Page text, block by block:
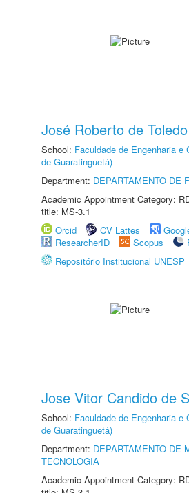
José Roberto de Toledo
School: Faculdade de Engenharia e
de Guaratinguetá)
Department: DEPARTAMENTO DE
Academic Appointment Category:
title: MS-3.1
Orcid
CV Lattes
ResearcherID
Scopus
Repositório Institucional UNESP
Jose Vitor Candido de
School: Faculdade de Engenharia e
de Guaratinguetá)
Department: DEPARTAMENTO DE
TECNOLOGIA
Academic Appointment Category: